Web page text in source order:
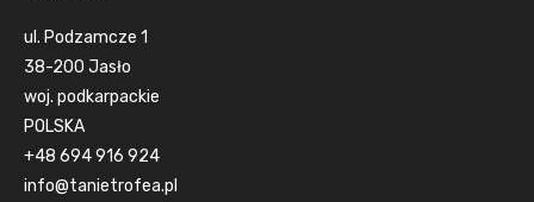
ul. Podzamcze 1
38-200 Jasło
woj. podkarpackie
POLSKA
+48 694 916 924
info@tanietrofea.pl